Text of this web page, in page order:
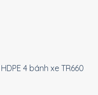
4 bánh xe TR660